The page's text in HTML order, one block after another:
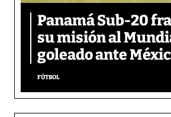
Panamá Sub-20
su misión al
goleado ante
FÚTBOL